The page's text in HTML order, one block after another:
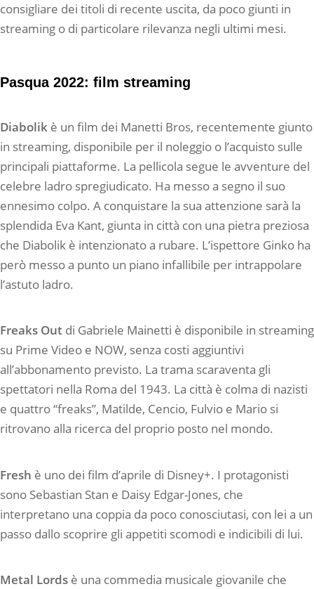
consigliare dei titoli di recente uscita, da poco giunti in
streaming o di particolare rilevanza negli ultimi mesi.
Pasqua 2022: film streaming
Diabolik è un film dei Manetti Bros, recentemente giunto
in streaming, disponibile per il noleggio o l’acquisto sulle
principali piattaforme. La pellicola segue le avventure del
celebre ladro spregiudicato. Ha messo a segno il suo
ennesimo colpo. A conquistare la sua attenzione sarà la
splendida Eva Kant, giunta in città con una pietra preziosa
che Diabolik è intenzionato a rubare. L’ispettore Ginko ha
però messo a punto un piano infallibile per intrappolare
l’astuto ladro.
Freaks Out di Gabriele Mainetti è disponibile in streaming
su Prime Video e NOW, senza costi aggiuntivi
all’abbonamento previsto. La trama scaraventa gli
spettatori nella Roma del 1943. La città è colma di nazisti
e quattro “freaks”, Matilde, Cencio, Fulvio e Mario si
ritrovano alla ricerca del proprio posto nel mondo.
Fresh è uno dei film d’aprile di Disney+. I protagonisti
sono Sebastian Stan e Daisy Edgar-Jones, che
interpretano una coppia da poco conosciutasi, con lei a un
passo dallo scoprire gli appetiti scomodi e indicibili di lui.
Metal Lords è una commedia musicale giovanile che